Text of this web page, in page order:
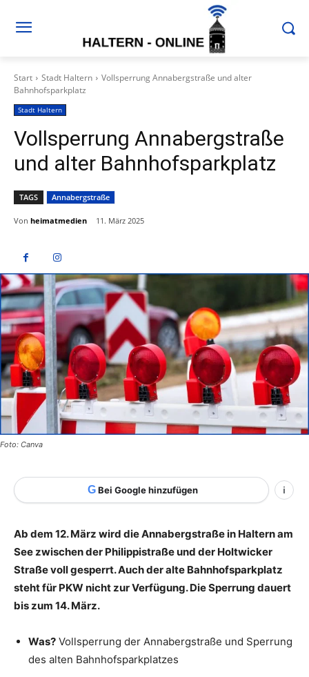
Start Stadt Haltern
Vollsperrung Annabergstraße und alter
Bahnhofsparkplatz
Stadt Haltern
Vollsperrung Annabergstraße
und alter Bahnhofsparkplatz
TAGS Annabergstraße
Von heimatmedien 11. März 2025
Foto: Canva
G Bei Google hinzufügen i
Ab dem 12. März wird die Annabergstraße in Haltern am
See zwischen der Philippistraße und der Holtwicker
Straße voll gesperrt. Auch der alte Bahnhofsparkplatz
steht für PKW nicht zur Verfügung. Die Sperrung dauert
bis zum 14. März.
Was? Vollsperrung der Annabergstraße und Sperrung
des alten Bahnhofsparkplatzes